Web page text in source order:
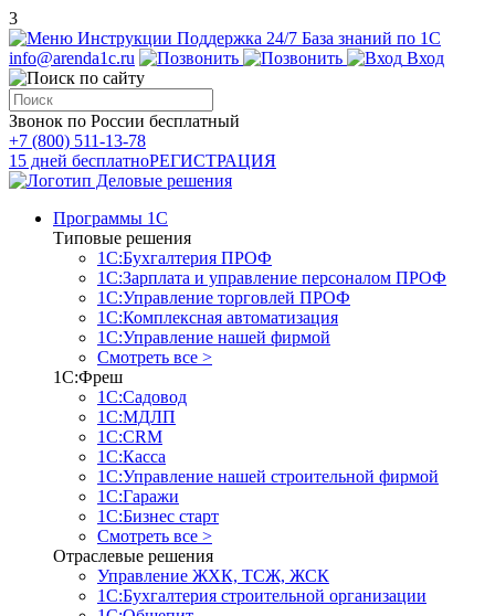
3
Инструкции Поддержка 24/7 База знаний по 1С
info@arenda1c.ru
Вход
Звонок по России бесплатный
+7 (800) 511-13-78
15 дней бесплатноРЕГИСТРАЦИЯ
Программы 1С
Типовые решения
1С:Бухгалтерия ПРОФ
1С:Зарплата и управление персоналом ПРОФ
1С:Управление торговлей ПРОФ
1С:Комплексная автоматизация
1С:Управление нашей фирмой
Смотреть все >
1С:Фреш
1С:Садовод
1С:МДЛП
1С:CRM
1С:Касса
1С:Управление нашей строительной фирмой
1С:Гаражи
1С:Бизнес старт
Смотреть все >
Отраслевые решения
Управление ЖХК, ТСЖ, ЖСК
1С:Бухгалтерия строительной организации